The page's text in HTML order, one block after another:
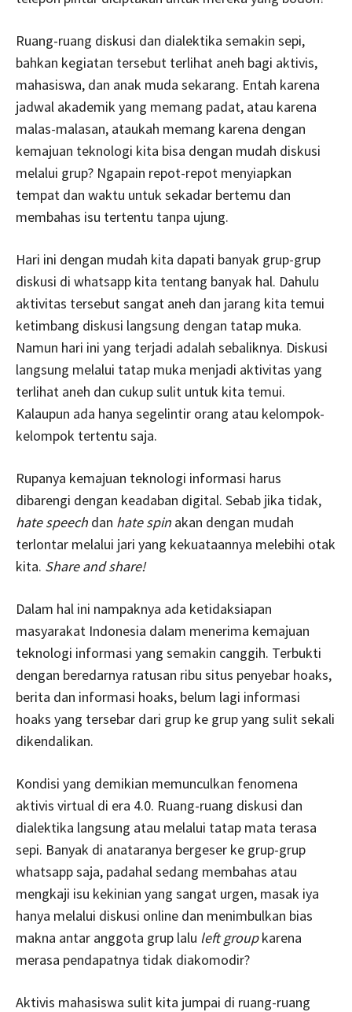
Ruang-ruang diskusi dan dialektika semakin sepi,
bahkan kegiatan tersebut terlihat aneh bagi aktivis,
mahasiswa, dan anak muda sekarang. Entah karena
jadwal akademik yang memang padat, atau karena
malas-malasan, ataukah memang karena dengan
kemajuan teknologi kita bisa dengan mudah diskusi
melalui grup? Ngapain repot-repot menyiapkan
tempat dan waktu untuk sekadar bertemu dan
membahas isu tertentu tanpa ujung.
Hari ini dengan mudah kita dapati banyak grup-grup
diskusi di whatsapp kita tentang banyak hal. Dahulu
aktivitas tersebut sangat aneh dan jarang kita temui
ketimbang diskusi langsung dengan tatap muka.
Namun hari ini yang terjadi adalah sebaliknya. Diskusi
langsung melalui tatap muka menjadi aktivitas yang
terlihat aneh dan cukup sulit untuk kita temui.
Kalaupun ada hanya segelintir orang atau kelompok-
kelompok tertentu saja.
Rupanya kemajuan teknologi informasi harus
dibarengi dengan keadaban digital. Sebab jika tidak,
hate speech dan hate spin akan dengan mudah
terlontar melalui jari yang kekuataannya melebihi otak
kita. Share and share!
Dalam hal ini nampaknya ada ketidaksiapan
masyarakat Indonesia dalam menerima kemajuan
teknologi informasi yang semakin canggih. Terbukti
dengan beredarnya ratusan ribu situs penyebar hoaks,
berita dan informasi hoaks, belum lagi informasi
hoaks yang tersebar dari grup ke grup yang sulit sekali
dikendalikan.
Kondisi yang demikian memunculkan fenomena
aktivis virtual di era 4.0. Ruang-ruang diskusi dan
dialektika langsung atau melalui tatap mata terasa
sepi. Banyak di anataranya bergeser ke grup-grup
whatsapp saja, padahal sedang membahas atau
mengkaji isu kekinian yang sangat urgen, masak iya
hanya melalui diskusi online dan menimbulkan bias
makna antar anggota grup lalu left groupkarena
merasa pendapatnya tidak diakomodir?
Aktivis mahasiswa sulit kita jumpai di ruang-ruang